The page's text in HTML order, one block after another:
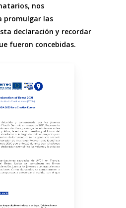
nos
promulgar las
declaración y recordar
fueron concebidas.